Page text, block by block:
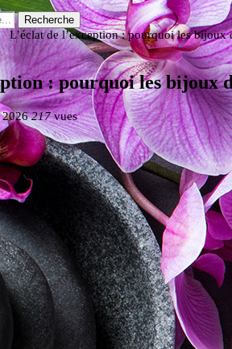
Recherche
L’éclat de l’exception : pourquoi les bijoux
: pourquoi les bijoux
217vues